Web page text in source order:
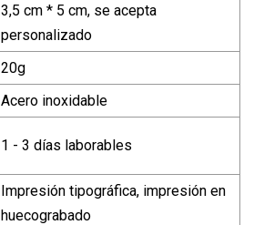
3,5 cm * 5 cm, se acepta
personalizado
20g
Acero inoxidable
1 - 3 días laborables
Impresión tipográfica, impresión en
huecograbado